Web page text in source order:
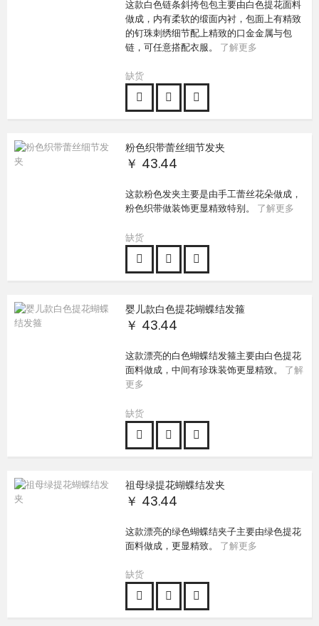
这款白色链条斜挎包包主要由白色提花面料
做成，内有柔软的缎面内衬，包面上有精致
的钉珠刺绣细节配上精致的口金金属与包
链，可任意搭配衣服。 了解更多
缺货
粉色织带蕾丝细节发夹
￥ 43.44
这款粉色发夹主要是由手工蕾丝花朵做成，
粉色织带做装饰更显精致特别。 了解更多
缺货
婴儿款白色提花蝴蝶结发箍
￥ 43.44
这款漂亮的白色蝴蝶结发箍主要由白色提花
面料做成，中间有珍珠装饰更显精致。 了解
更多
缺货
祖母绿提花蝴蝶结发夹
￥ 43.44
这款漂亮的绿色蝴蝶结夹子主要由绿色提花
面料做成，更显精致。 了解更多
缺货